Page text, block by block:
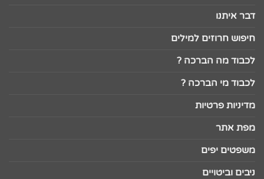
דבר איתנו
חיפוש חרוזים למילים
לכבוד מה הברכה ?
לכבוד מי הברכה ?
מדיניות פרטיות
מפת אתר
משפטים יפים
ניבים וביטויים